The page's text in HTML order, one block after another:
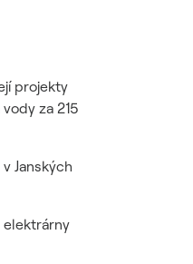
projekty
za 215
Janských
elektrárny